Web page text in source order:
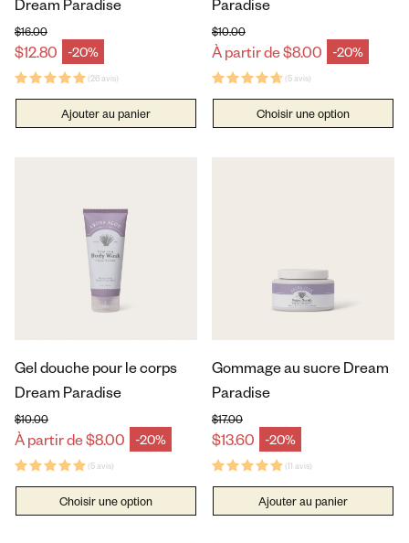
Dream Paradise
$12.80 -20%
Prix en solde
Prix habituel
$16.00
(26 avis)
Ajouter au panier
Paradise
À partir de $8.00 -20%
Prix en solde
Prix habituel
$10.00
(5 avis)
Choisir une option
Gel douche pour le corps
Dream Paradise
À partir de $8.00 -20%
Prix en solde
Prix habituel
$10.00
(5 avis)
Choisir une option
Gommage au sucre Dream
Paradise
$13.60 -20%
Prix en solde
Prix habituel
$17.00
(11 avis)
Ajouter au panier